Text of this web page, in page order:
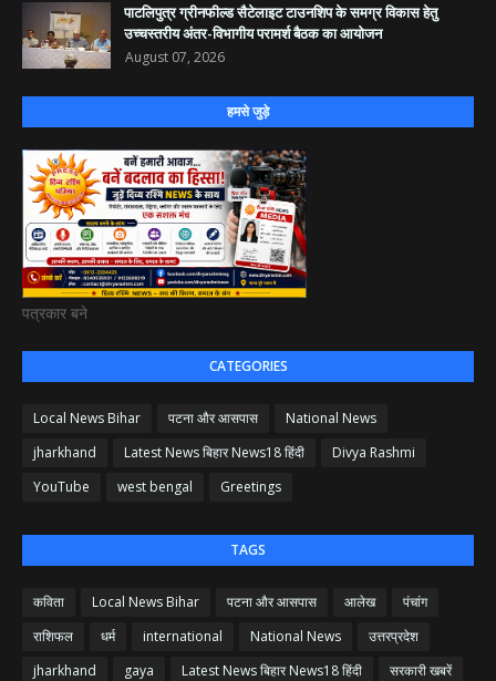
पाटलिपुत्र ग्रीनफील्ड सैटेलाइट टाउनशिप के समग्र विकास हेतु
उच्चस्तरीय अंतर-विभागीय परामर्श बैठक का आयोजन
August 07, 2026
हमसे जुड़े
पत्रकार बने
CATEGORIES
Local News Bihar पटना और आसपास
National News
jharkhand
Latest News बिहार News18 हिंदी
Divya Rashmi
YouTube
west bengal Greetings
TAGS
कविता Local News Bihar पटना और आसपास आलेख
पंचांग
राशिफल
धर्म international National News
उत्तरप्रदेश
jharkhand
gaya Latest News बिहार News18 हिंदी
सरकारी खबरें